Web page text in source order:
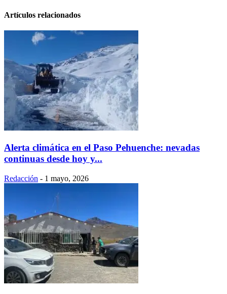
Artículos relacionados
Alerta climática en el Paso Pehuenche: nevadas
continuas desde hoy y...
Redacción - 1 mayo, 2026